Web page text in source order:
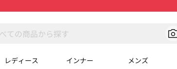
レディース インナー メンズ